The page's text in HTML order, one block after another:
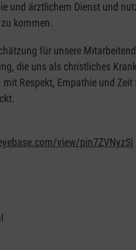
und ärztlichem Dienst und
kommen.
für unsere
die uns als christliches
Respekt, Empathie und Zeit
view/pin7ZVNyzSj